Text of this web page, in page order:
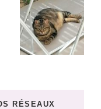
RÉSEAUX